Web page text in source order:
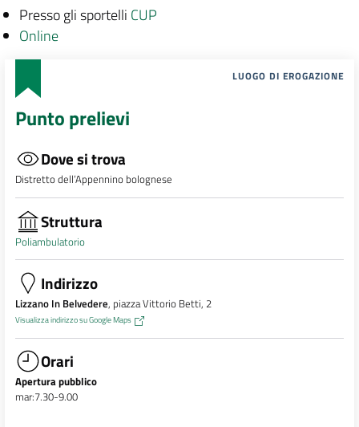
Presso gli sportelli CUP
Online
LUOGO DI EROGAZIONE
Punto prelievi
Dove si trova
Distretto dell’Appennino bolognese
Struttura
Poliambulatorio
Indirizzo
Lizzano In Belvedere, piazza Vittorio Betti, 2
Visualizza indirizzo su Google Maps
Orari
Apertura pubblico
mar:7.30-9.00